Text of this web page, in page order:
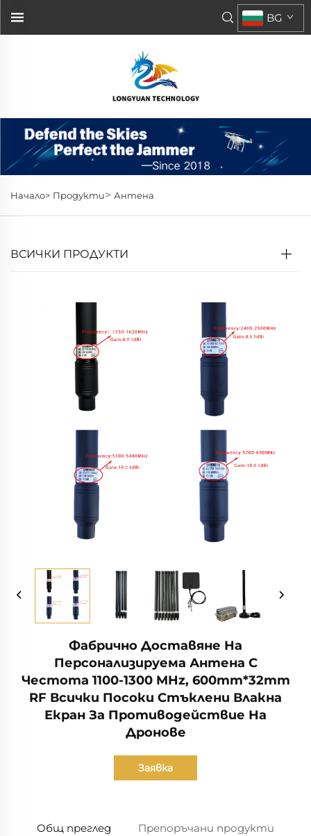
BG
Начало> Продукти> Антена
ВСИЧКИ ПРОДУКТИ
Фабрично Доставяне На
Персонализируема Антена С
Честота 1100-1300 MHz, 600mm*32mm
RF Всички Посоки Стъклени Влакна
Екран За Противодействие На
Дронове
Заявка
Общ преглед Препоръчани продукти